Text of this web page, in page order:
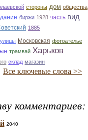
стороны дом общества
биржи 1928 часть вид
1885
улицы Московская фотоателье
трамвай Харьков
склад магазин
Все ключевые слова >>
комментариев:
2040